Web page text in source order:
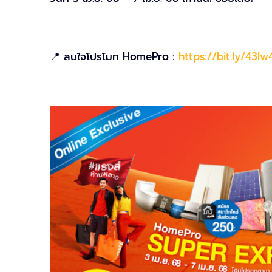
📍 สนใจโปรโมท HomePro : https://bit.ly/